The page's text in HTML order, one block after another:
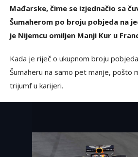
Mađarske, čime se izjednačio sa
Šumaherom po broju pobjeda na
je Nijemcu omiljen Manji Kur u
Kada je riječ o ukupnom broju
Šumaheru na samo pet manje, pošto
trijumf u karijeri.